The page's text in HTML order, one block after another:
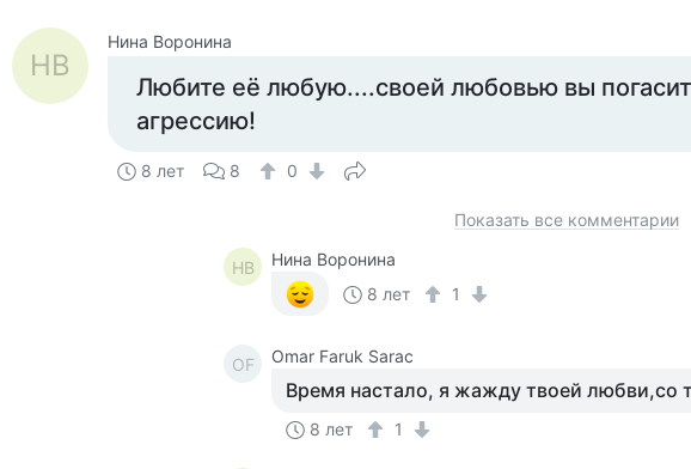
НВ
Нина Воронина
Любите её любую....своей любовью вы
агрессию!
8 лет 8 0
Показать все комментарии
НВ
Нина Воронина
8 лет
1
OF Omar Faruk Sarac
Время настало, я жажду твоей любви,со
8 лет 1